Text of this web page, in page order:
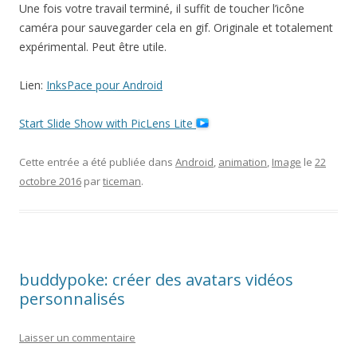
Une fois votre travail terminé, il suffit de toucher l’icône
caméra pour sauvegarder cela en gif. Originale et totalement
expérimental. Peut être utile.
Lien: InksPace pour Android
Start Slide Show with PicLens Lite
Cette entrée a été publiée dans Android, animation, Image le 22
octobre 2016 particeman.
buddypoke: créer des avatars vidéos
personnalisés
Laisser un commentaire